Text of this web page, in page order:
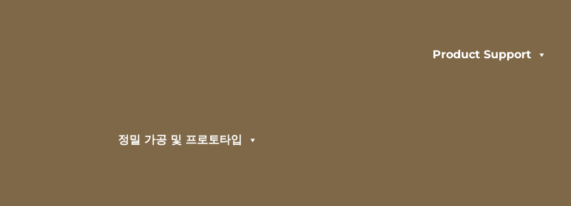
정밀 가공 및 프로토타입
Product Support